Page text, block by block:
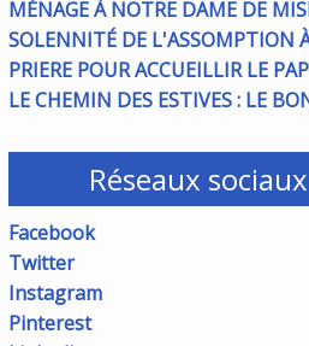
Réseaux sociaux
Facebook
Twitter
Instagram
Pinterest